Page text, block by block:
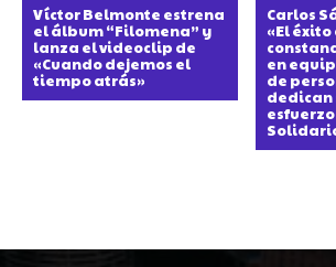
Víctor Belmonte estrena
el álbum “Filomena” y
lanza el videoclip de
«Cuando dejemos el
tiempo atrás»
Carlos
«El éxito
en
de
dedican